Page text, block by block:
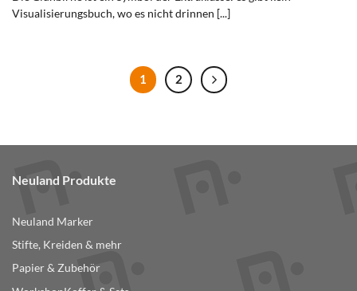
Visualisierungsbuch, wo es nicht drinnen [...]
1 2
Neuland Produkte
Neuland Marker
Stifte, Kreiden & mehr
Papier & Zubehör